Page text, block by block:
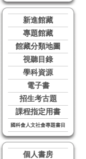
新進館藏
專題館藏
館藏分類地圖
視聽目錄
學科資源
電子書
招生考古題
課程指定用書
國科會人文社會專題書目
個人書房